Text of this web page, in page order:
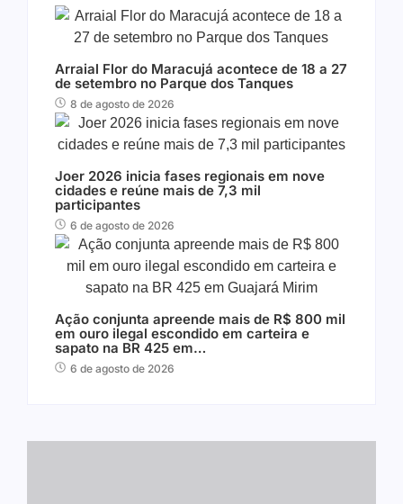
Arraial Flor do Maracujá acontece de 18 a 27
de setembro no Parque dos Tanques
8 de agosto de 2026
Joer 2026 inicia fases regionais em nove
cidades e reúne mais de 7,3 mil
participantes
6 de agosto de 2026
Ação conjunta apreende mais de R$ 800 mil
em ouro ilegal escondido em carteira e
sapato na BR 425 em…
6 de agosto de 2026